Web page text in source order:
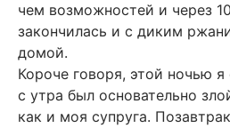
чем возможностей и через
закончилась и с диким
домой.
Короче говоря, этой ночью я
с утра был основательно
как и моя супруга.